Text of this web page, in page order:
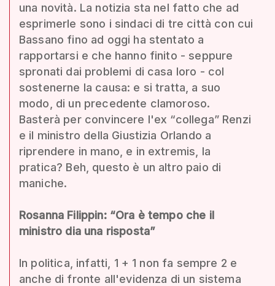
una novità. La notizia sta nel fatto che ad
esprimerle sono i sindaci di tre città con cui
Bassano fino ad oggi ha stentato a
rapportarsi e che hanno finito - seppure
spronati dai problemi di casa loro - col
sostenerne la causa: e si tratta, a suo
modo, di un precedente clamoroso.
Basterà per convincere l'ex “collega” Renzi
e il ministro della Giustizia Orlando a
riprendere in mano, e in extremis, la
pratica? Beh, questo è un altro paio di
maniche.
Rosanna Filippin: “Ora è tempo che il
ministro dia una risposta”
In politica, infatti, 1 + 1 non fa sempre 2 e
anche di fronte all'evidenza di un sistema